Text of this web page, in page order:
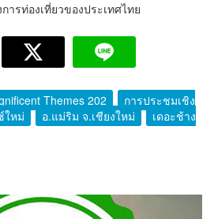
ารท่องเที่ยวของประเทศไทย
Themes 202
การประชุมเชิง
ใหม่
อ.แม่ริม จ.เชียงใหม่
เดอะช้าง